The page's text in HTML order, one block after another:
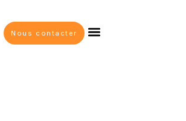
Nous contacter